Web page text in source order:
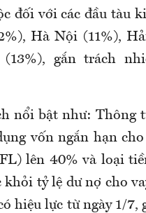
đối với các đầu tàu
Hà Nội (11%),
gắn trách
nổi bật như: Thông
vốn ngắn hạn
lên 40% và loại
khỏi tỷ lệ dư nợ cho
hiệu lực từ ngày 1/7,